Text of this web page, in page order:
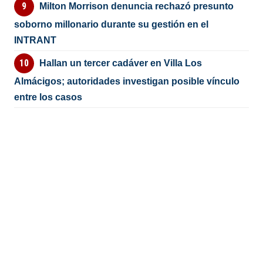
Milton Morrison denuncia rechazó presunto
soborno millonario durante su gestión en el
INTRANT
Hallan un tercer cadáver en Villa Los
Almácigos; autoridades investigan posible vínculo
entre los casos